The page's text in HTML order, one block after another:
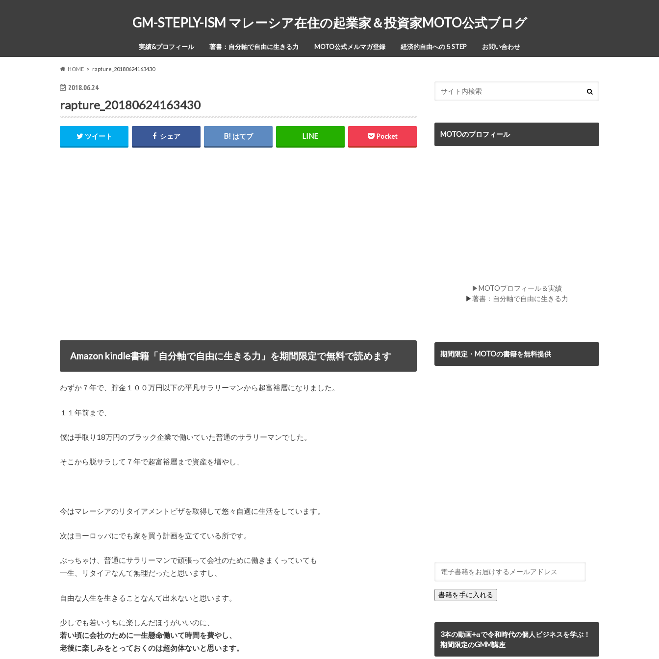
GM-STEPLY-ISM マレーシア在住の起業家＆投資家MOTO公式ブログ
実績&プロフィール 著書：自分軸で自由に生きる力 MOTO公式メルマガ登録 経済的自由への５STEP お問い合わせ
HOME rapture_20180624163430
2018.06.24
rapture_20180624163430
ツイート シェア はてブ Pocket
Amazon kindle書籍「自分軸で自由に生きる力」を期間限定で無料で読めます
わずか７年で、貯金１００万円以下の平凡サラリーマンから超富裕層になりました。
１１年前まで、
僕は手取り18万円のブラック企業で働いていた普通のサラリーマンでした。
そこから脱サラして７年で超富裕層まで資産を増やし、
今はマレーシアのリタイアメントビザを取得して悠々自適に生活をしています。
次はヨーロッパにでも家を買う計画を立てている所です。
ぶっちゃけ、普通にサラリーマンで頑張って会社のために働きまくっていても
一生、リタイアなんて無理だったと思いますし、
自由な人生を生きることなんて出来ないと思います。
少しでも若いうちに楽しんだほうがいいのに、
若い頃に会社のために一生懸命働いて時間を費やし、
老後に楽しみをとっておくのは超勿体ないと思います。
MOTOのプロフィール
▶MOTOプロフィール＆実績
▶著書：自分軸で自由に生きる力
期間限定・MOTOの書籍を無料提供
3本の動画+αで令和時代の個人ビジネスを学ぶ！
期間限定のGMM講座